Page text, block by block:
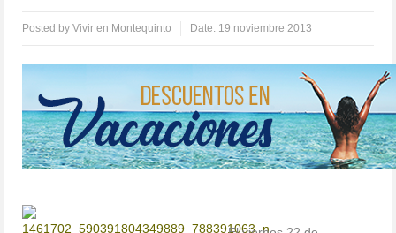
Posted byVivir en Montequinto Date: 19 noviembre 2013